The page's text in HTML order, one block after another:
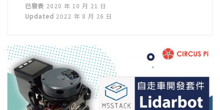
已發表 2020 年 10 月 21 日
Updated 2022 年 8 月 26 日